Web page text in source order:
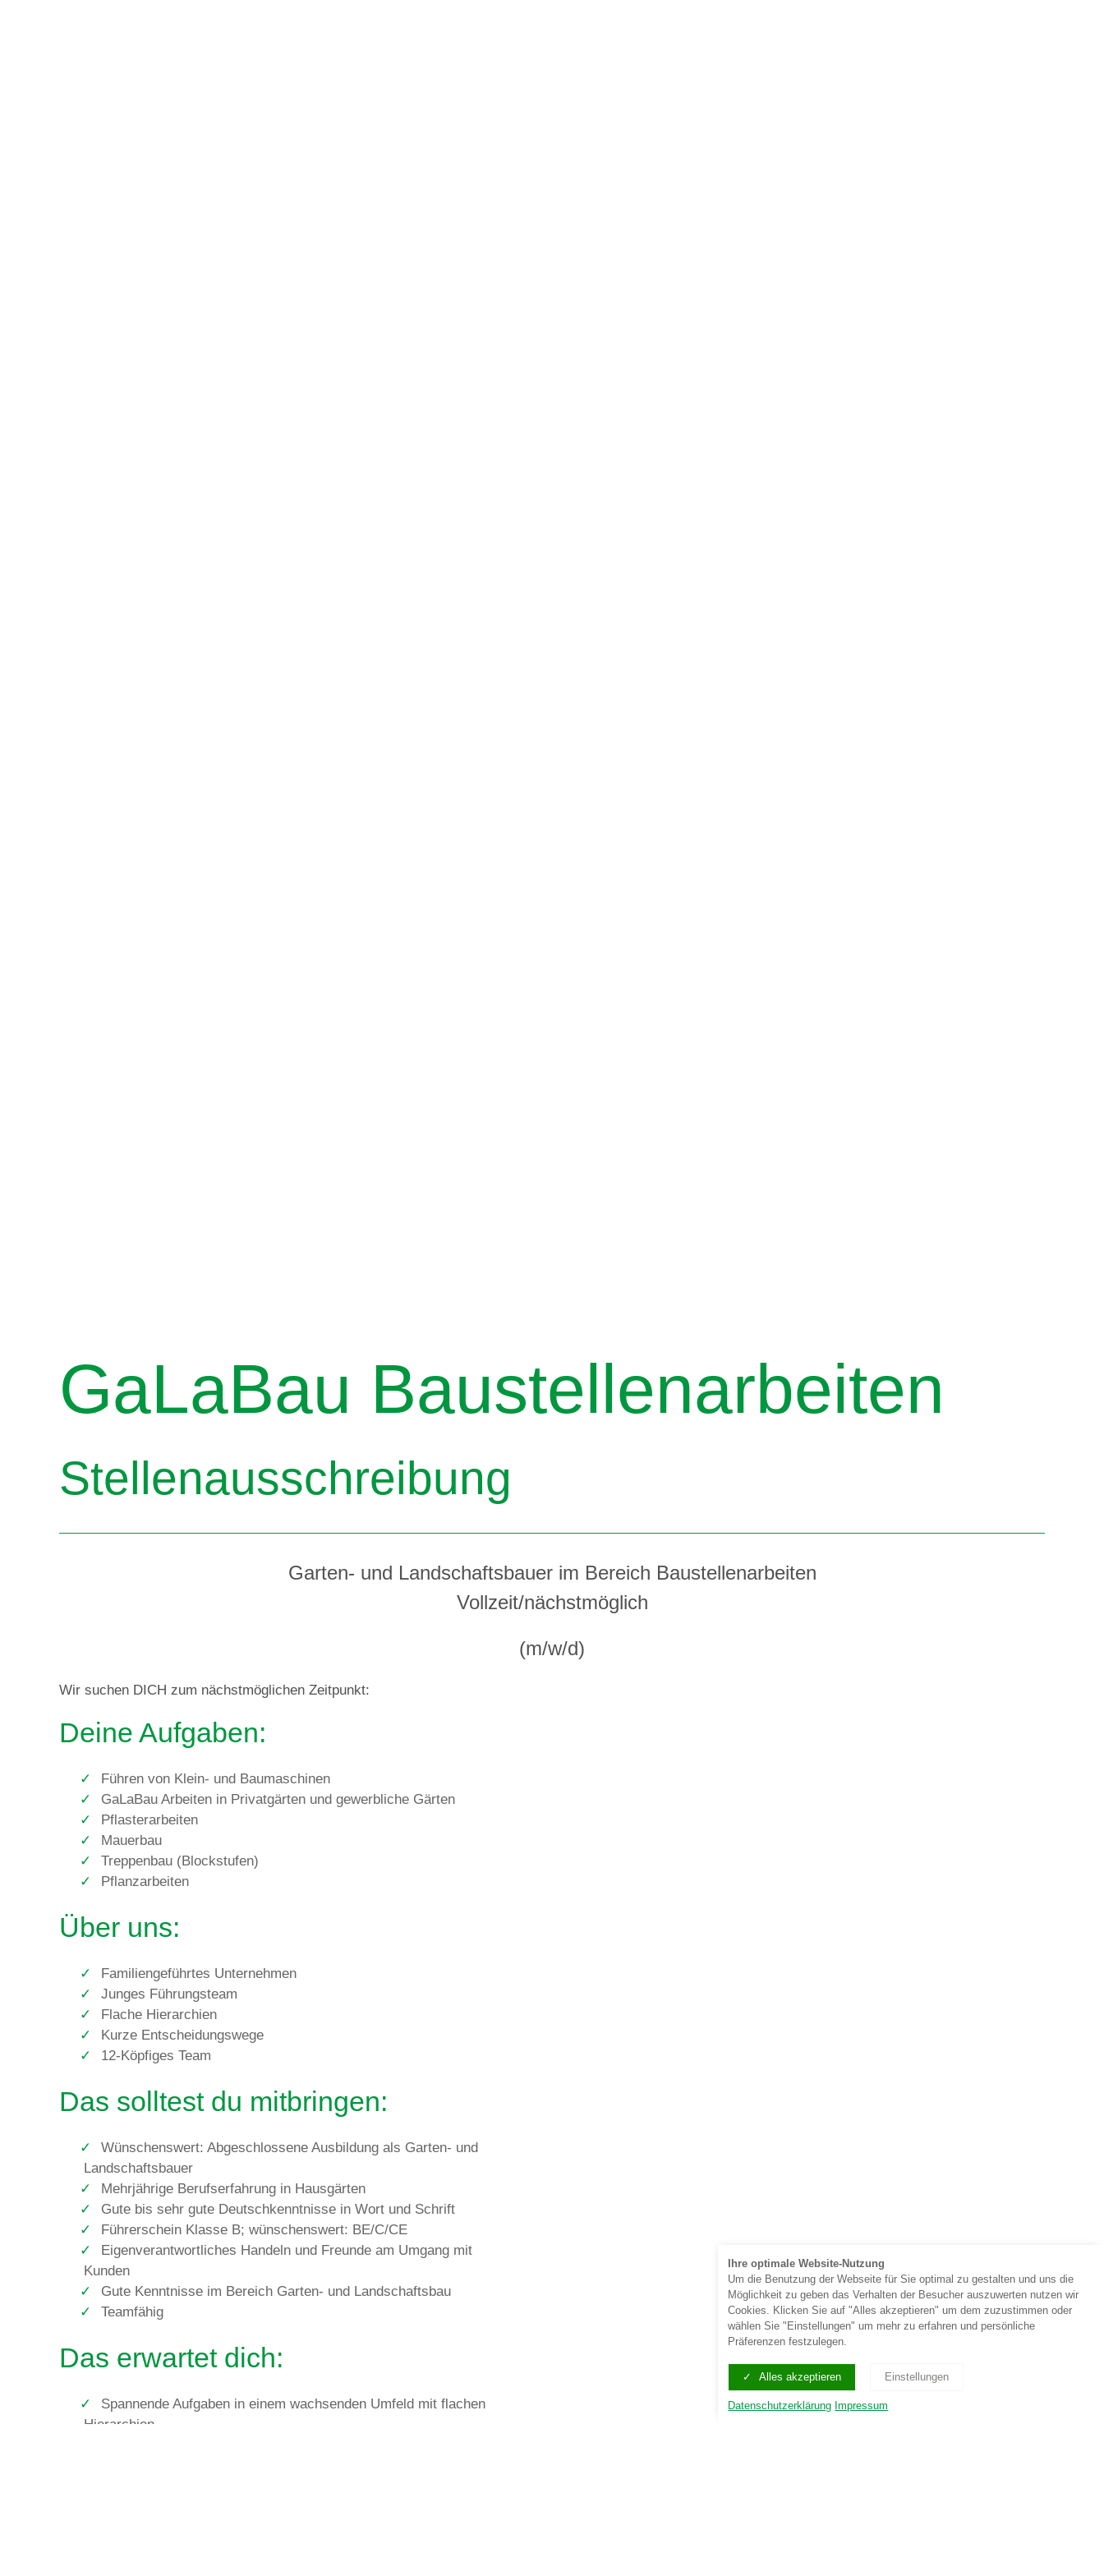
GaLaBau Baustellenarbeiten
Stellenausschreibung
Garten- und Landschaftsbauer im Bereich Baustellenarbeiten
Vollzeit/nächstmöglich
(m/w/d)
Wir suchen DICH zum nächstmöglichen Zeitpunkt:
Deine Aufgaben:
Führen von Klein- und Baumaschinen
GaLaBau Arbeiten in Privatgärten und gewerbliche Gärten
Pflasterarbeiten
Mauerbau
Treppenbau (Blockstufen)
Pflanzarbeiten
Über uns:
Familiengeführtes Unternehmen
Junges Führungsteam
Flache Hierarchien
Kurze Entscheidungswege
12-Köpfiges Team
Das solltest du mitbringen:
Wünschenswert: Abgeschlossene Ausbildung als Garten- und
Landschaftsbauer
Mehrjährige Berufserfahrung in Hausgärten
Gute bis sehr gute Deutschkenntnisse in Wort und Schrift
Führerschein Klasse B; wünschenswert: BE/C/CE
Eigenverantwortliches Handeln und Freunde am Umgang mit
Kunden
Gute Kenntnisse im Bereich Garten- und Landschaftsbau
Teamfähig
Das erwartet dich:
Spannende Aufgaben in einem wachsenden Umfeld mit flachen
Hierarchien
Ihre optimale Website-Nutzung
Um die Benutzung der Webseite für Sie optimal zu gestalten und uns die
Möglichkeit zu geben das Verhalten der Besucher auszuwerten nutzen wir
Cookies. Klicken Sie auf "Alles akzeptieren" um dem zuzustimmen oder
wählen Sie "Einstellungen" um mehr zu erfahren und persönliche
Präferenzen festzulegen.
Alles akzeptieren Einstellungen
Datenschutzerklärung Impressum